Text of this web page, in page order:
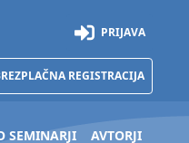
PRIJAVA
REGISTRACIJA
SEMINARJI AVTORJI